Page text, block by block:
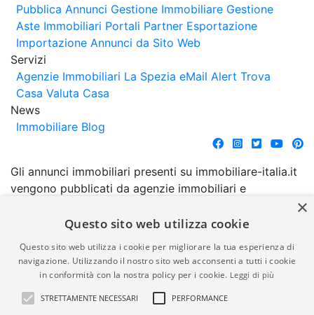
Pubblica Annunci Gestione Immobiliare Gestione
Aste Immobiliari Portali Partner Esportazione
Importazione Annunci da Sito Web
Servizi
Agenzie Immobiliari La Spezia eMail Alert Trova
Casa Valuta Casa
News
Immobiliare Blog
Gli annunci immobiliari presenti su immobiliare-italia.it
vengono pubblicati da agenzie immobiliari e
comporta l'approvazione o l'avallo da parte di
garanzia da parte di quest'ultima. immobiliare-italia.it
quindi non è responsabile della veridicità, della
correttezza, della completezza, della normativa in
materia di privacy e/o di alcun altro aspetto dei
×
Questo sito web utilizza cookie
Questo sito web utilizza i cookie per migliorare la tua esperienza di
navigazione. Utilizzando il nostro sito web acconsenti a tutti i cookie
in conformità con la nostra policy per i cookie. Leggi di più
STRETTAMENTE NECESSARI PERFORMANCE